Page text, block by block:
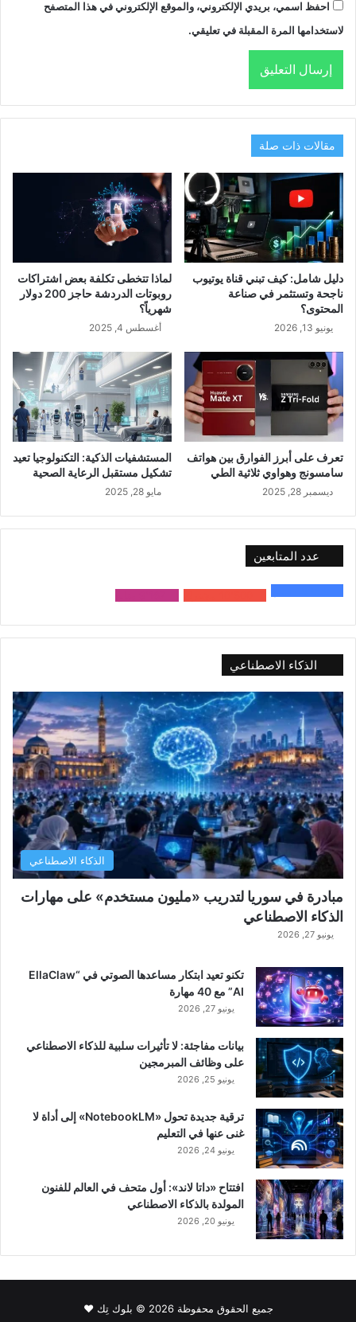
احفظ اسمي، بريدي الإلكتروني، والموقع الإلكتروني في هذا المتصفح
لاستخدامها المرة المقبلة في تعليقي.
مقالات ذات صلة
دليل شامل: كيف تبني قناة يوتيوب
ناجحة وتستثمر في صناعة
المحتوى؟
يونيو 13, 2026
لماذا تتخطى تكلفة بعض اشتراكات
روبوتات الدردشة حاجز 200 دولار
شهرياً؟
أغسطس 4, 2025
تعرف على أبرز الفوارق بين هواتف
سامسونج وهواوي ثلاثية الطي
ديسمبر 28, 2025
المستشفيات الذكية: التكنولوجيا تعيد
تشكيل مستقبل الرعاية الصحية
مايو 28, 2025
عدد المتابعين
الذكاء الاصطناعي
الذكاء الاصطناعي
مبادرة في سوريا لتدريب «مليون مستخدم» على مهارات
الذكاء الاصطناعي
يونيو 27, 2026
تكنو تعيد ابتكار مساعدها الصوتي في “EllaClaw
AI” مع 40 مهارة
يونيو 27, 2026
بيانات مفاجئة: لا تأثيرات سلبية للذكاء الاصطناعي
على وظائف المبرمجين
يونيو 25, 2026
ترقية جديدة تحول «NotebookLM» إلى أداة لا
غنى عنها في التعليم
يونيو 24, 2026
افتتاح «داتا لاند»: أول متحف في العالم للفنون
المولدة بالذكاء الاصطناعي
يونيو 20, 2026
جميع الحقوق محفوظة 2026 © بلوك تِك ❤️